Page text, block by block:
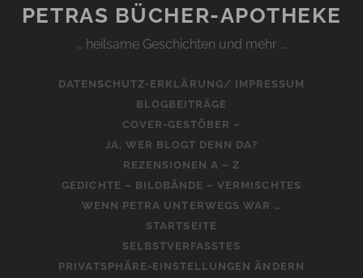
BEITRÄGE
PETRAS BÜCHER-APOTHEKE
… heilsame Geschichten und mehr …
DATENSCHUTZ-ERKLÄRUNG/ IMPRESSUM
BLOGBEITRÄGE
COVER-GESTÖBER –
JA, WER BLOGT DENN DA?
REZENSIONEN A – Z
GEDICHTE – BILDBÄNDE – VERMISCHTES
WENN PETRA UNTERWEGS WAR …
STARTSEITE
SELBSTVERFASSTES
PRIVATSPHÄRE-EINSTELLUNGEN ÄNDERN